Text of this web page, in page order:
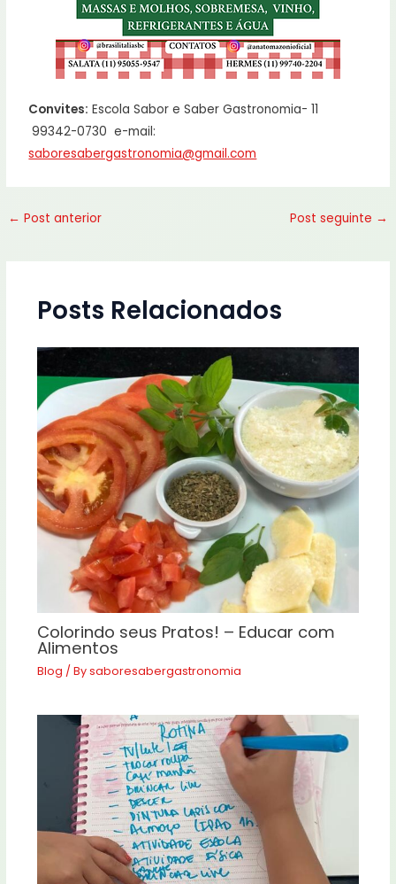
Convites: Escola Sabor e Saber Gastronomia- 11
99342-0730 e-mail:
saboresabergastronomia@gmail.com
← Post anterior Post seguinte →
Posts Relacionados
Colorindo seus Pratos! – Educar com
Alimentos
Blog / Bysaboresabergastronomia